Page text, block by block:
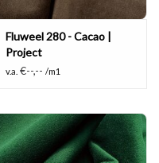
Fluweel 280 - Cacao |
Project
v.a. €--,-- /m1